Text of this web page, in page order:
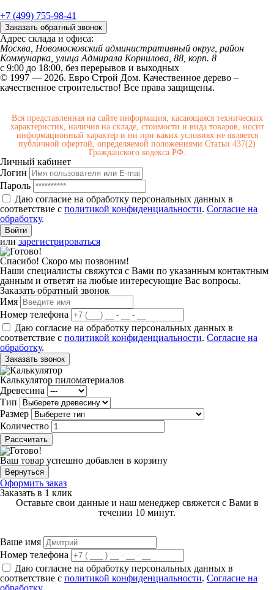
+7 (499) 755-98-41
Заказать обратный звонок
Адрес склада и офиса:
Москва, Новомосковский административный округ, район
Коммунарка, улица Адмирала Корнилова, 88, корп. 8
с 9:00 до 18:00, без перерывов и выходных
© 1997 — 2026. Евро Строй Дом. Качественное дерево –
качественное строительство! Все права защищены.
Вся представленная на сайте информация, касающаяся технических
характеристик, наличия на складе, стоимости и вида товаров, носит
информационный характер и ни при каких условиях не является
публичной офертой, определяемой положениями Статьи 437(2)
Гражданского кодекса РФ.
Личный кабинет
Логин
Пароль
Даю согласие на обработку персональных данных в
соответствие с политикой конфиденциальности. Согласие на
обработку.
или зарегистрироваться
Спасибо! Скоро мы позвоним!
Наши специалисты свяжутся с Вами по указанным контактным
данным и ответят на любые интересующие Вас вопросы.
Заказать обратный звонок
Имя
Номер телефона
Даю согласие на обработку персональных данных в
соответствие с политикой конфиденциальности. Согласие на
обработку.
Заказать звонок
Калькулятор пиломатериалов
Древесина
Тип
Размер
Количество
Рассчитать
Ваш товар успешно добавлен в корзину
Вернуться
Оформить заказ
Заказать в 1 клик
Оставьте свои данные и наш менеджер свяжется с Вами в
течении 10 минут.
Ваше имя
Номер телефона
Даю согласие на обработку персональных данных в
соответствие с политикой конфиденциальности. Согласие на
обработку.